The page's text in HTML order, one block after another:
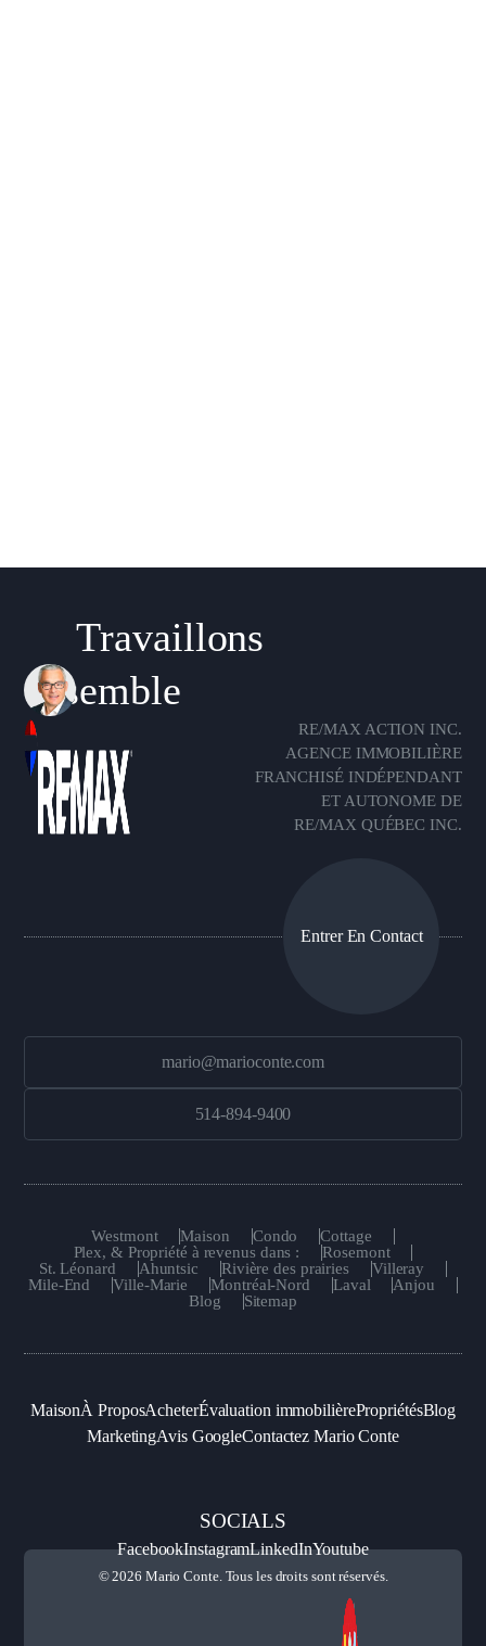
Travaillons
ensemble
RE/MAX ACTION INC.
AGENCE IMMOBILIÈRE
FRANCHISÉ INDÉPENDANT
ET AUTONOME DE
RE/MAX QUÉBEC INC.
Entrer En Contact
mario@marioconte.com
514-894-9400
Westmont Maison Condo
Cottage
Plex, & Propriété à revenus dans :
Rosemont
St. Léonard
Ahuntsic Rivière des prairies
Villeray
Mile-End
Ville-Marie Montréal-Nord Laval
Anjou
Blog
Sitemap
MaisonÀ ProposAcheterÉvaluation immobilièrePropriétésBlog
MarketingAvis GoogleContactez Mario Conte
SOCIALS
FacebookInstagramLinkedInYoutube
© 2026 Mario Conte. Tous les droits sont réservés.